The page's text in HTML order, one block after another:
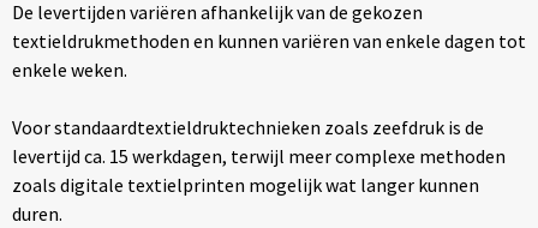
De levertijden variëren afhankelijk van de gekozen
textieldrukmethoden en kunnen variëren van enkele dagen tot
enkele weken.
Voor standaardtextieldruktechnieken zoals zeefdruk is de
levertijd ca. 15 werkdagen, terwijl meer complexe methoden
zoals digitale textielprinten mogelijk wat langer kunnen
duren.